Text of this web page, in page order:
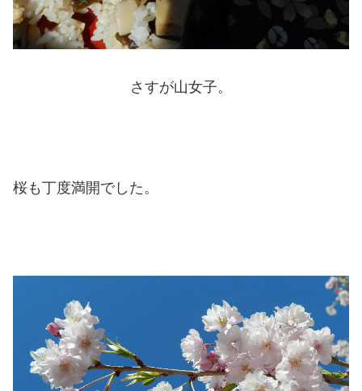
さすが山女子。
桜も丁度満開でした。